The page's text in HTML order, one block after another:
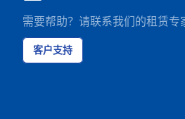
需要帮助？请联系我们的租赁专
客户支持